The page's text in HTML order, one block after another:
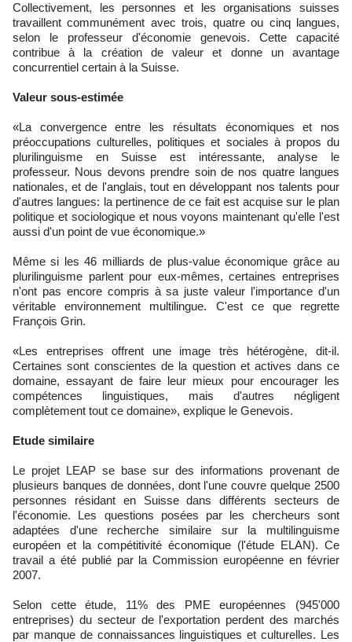
Collectivement, les personnes et les organisations suisses
travaillent communément avec trois, quatre ou cinq langues,
selon le professeur d'économie genevois. Cette capacité
contribue à la création de valeur et donne un avantage
concurrentiel certain à la Suisse.
Valeur sous-estimée
«La convergence entre les résultats économiques et nos
préoccupations culturelles, politiques et sociales à propos du
plurilinguisme en Suisse est intéressante, analyse le
professeur. Nous devons prendre soin de nos quatre langues
nationales, et de l'anglais, tout en développant nos talents pour
d'autres langues: la pertinence de ce fait est acquise sur le plan
politique et sociologique et nous voyons maintenant qu'elle l'est
aussi d'un point de vue économique.»
Même si les 46 milliards de plus-value économique grâce au
plurilinguisme parlent pour eux-mêmes, certaines entreprises
n'ont pas encore compris à sa juste valeur l'importance d'un
véritable environnement multilingue. C'est ce que regrette
François Grin.
«Les entreprises offrent une image très hétérogène, dit-il.
Certaines sont conscientes de la question et actives dans ce
domaine, essayant de faire leur mieux pour encourager les
compétences linguistiques, mais d'autres négligent
complètement tout ce domaine», explique le Genevois.
Etude similaire
Le projet LEAP se base sur des informations provenant de
plusieurs banques de données, dont l'une couvre quelque 2500
personnes résidant en Suisse dans différents secteurs de
l'économie. Les questions posées par les chercheurs sont
adaptées d'une recherche similaire sur la multilinguisme
européen et la compétitivité économique (l'étude ELAN). Ce
travail a été publié par la Commission européenne en février
2007.
Selon cette étude, 11% des PME européennes (945'000
entreprises) du secteur de l'exportation perdent des marchés
par manque de connaissances linguistiques et culturelles. Les